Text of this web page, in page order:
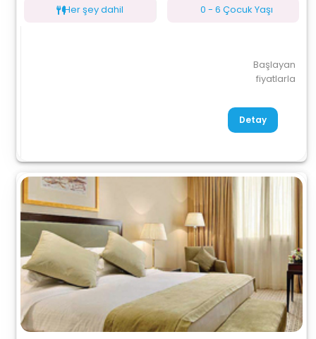
Her şey dahil 0 - 6 Çocuk Yaşı
Başlayan
fiyatlarla
Detay